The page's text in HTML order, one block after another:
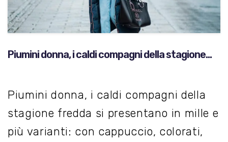
Piumini donna, i caldi compagni della stagione
Piumini donna, i caldi compagni della
stagione fredda si presentano in mille e
più varianti: con cappuccio, colorati,